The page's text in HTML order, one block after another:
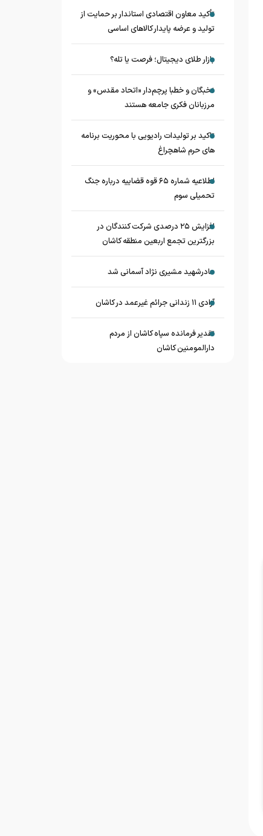
تأکید معاون اقتصادی استاندار بر حمایت از
تولید و عرضه پایدار کالاهای اساسی
بازار طلای دیجیتال؛ فرصت یا تله؟
نخبگان و خطبا پرچم‌دار «اتحاد مقدس» و
مرزبانان فکری جامعه هستند
تاکید بر تولیدات رادیویی با محوریت برنامه
های حرم شاهچراغ
اطلاعیه شماره ۶۵ قوه قضاییه درباره جنگ
تحمیلی سوم
افزایش ۲۵ درصدی شرکت کنندگان در
بزرگترین تجمع اربعین منطقه کاشان
مادرشهید مشیری نژاد آسمانی شد
آزادی ۱۱ زندانی جرائم غیرعمد در کاشان
تقدیر فرمانده سپاه کاشان از مردم
دارالمومنین کاشان